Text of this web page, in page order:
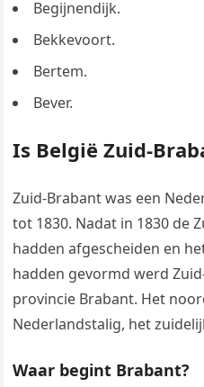
Begijnendijk.
Bekkevoort.
Bertem.
Bever.
Is België Zuid-
Zuid-Brabant was een
tot 1830. Nadat in 1830 de
hadden afgescheiden en
hadden gevormd werd
provincie Brabant. Het
Nederlandstalig, het
Waar begint Brabant?